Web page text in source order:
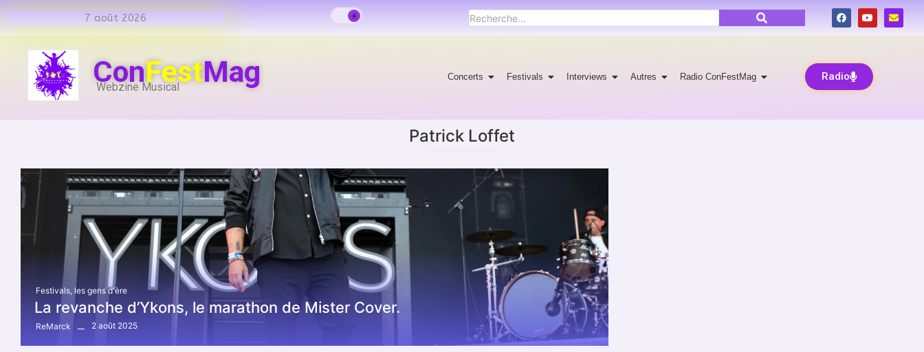
7 août 2026
ConFestMag
Webzine Musical
Concerts Festivals Interviews Autres Radio ConFestMag Radio
Patrick Loffet
Festivals les gens d'ère
La revanche d’Ykons, le marathon de Mister Cover.
ReMarck 2 août 2025